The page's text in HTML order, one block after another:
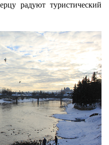
радуют туристический